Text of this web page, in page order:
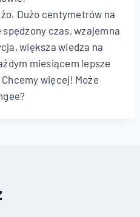
Dużo centymetrów na
czas, wzajemna
większa wiedza na
miesiącem lepsze
więcej! Może